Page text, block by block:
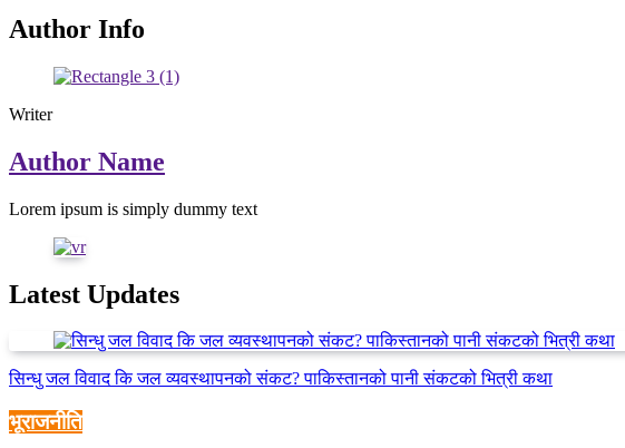
Author Info
Writer
Author Name
Lorem ipsum is simply dummy text
Latest Updates
सिन्धु जल विवाद कि जल व्यवस्थापनको संकट? पाकिस्तानको पानी संकटको भित्री कथा
भूराजनीति